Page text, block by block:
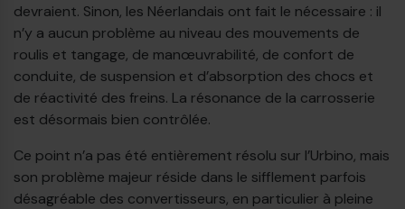
devraient. Sinon, les Néerlandais ont fait le nécessaire : il
n’y a aucun problème au niveau des mouvements de
roulis et tangage, de manœuvrabilité, de confort de
conduite, de suspension et d’absorption des chocs et
de réactivité des freins. La résonance de la carrosserie
est désormais bien contrôlée.
Ce point n’a pas été entièrement résolu sur l’Urbino, mais
son problème majeur réside dans le sifflement parfois
désagréable des convertisseurs, en particulier à pleine